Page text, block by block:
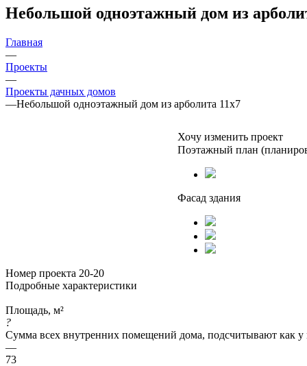
Небольшой одноэтажный дом из
Главная
—
Проекты
—
Проекты дачных домов
—Небольшой одноэтажный дом из арболита 11x7
Хочу изменить проект
Поэтажный план
Фасад здания
Номер проекта 20-20
Подробные характеристики
Площадь, м²
?
Сумма всех внутренних помещений дома, подсчитывают как
—
73